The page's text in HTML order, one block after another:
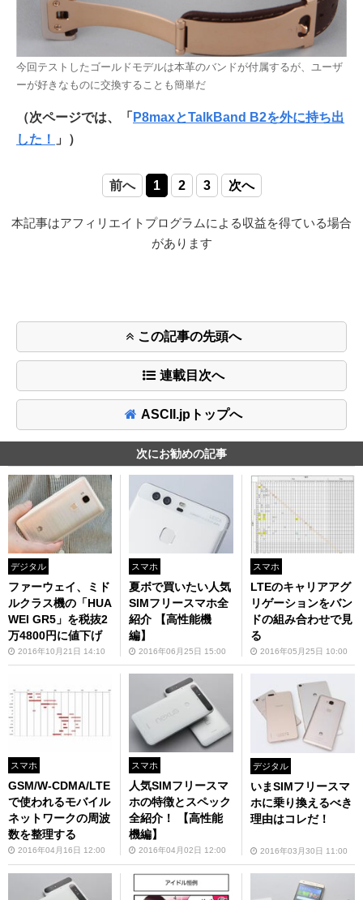
今回テストしたゴールドモデルは本革のバンドが付属するが、ユーザ
ーが好きなものに交換することも簡単だ
（次ページでは、「 P8maxとTalkBand B2を外に持ち出
した！
」）
前へ 1 2 3 次へ
本記事はアフィリエイトプログラムによる収益を得ている場合
があります
この記事の先頭へ
連載目次へ
ASCII.jpトップへ
次にお勧めの記事
デジタル
ファーウェイ、ミド
ルクラス機の「HUA
WEI GR5」を税抜2
万4800円に値下げ
2016年10月21日 14:10
スマホ
夏ボで買いたい人気
SIMフリースマホ全
紹介 【高性能機
編】
2016年06月25日 15:00
スマホ
LTEのキャリアアグ
リゲーションをバン
ドの組み合わせで見
る
2016年05月25日 10:00
スマホ
GSM/W-CDMA/LTE
で使われるモバイル
ネットワークの周波
数を整理する
2016年04月16日 12:00
スマホ
人気SIMフリースマ
ホの特徴とスペック
全紹介！ 【高性能
機編】
2016年04月02日 12:00
デジタル
いまSIMフリースマ
ホに乗り換えるべき
理由はコレだ！
2016年03月30日 11:00